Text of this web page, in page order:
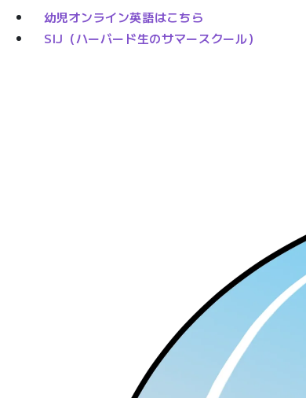
幼児オンライン英語はこちら
SIJ（ハーバード生のサマースクール）